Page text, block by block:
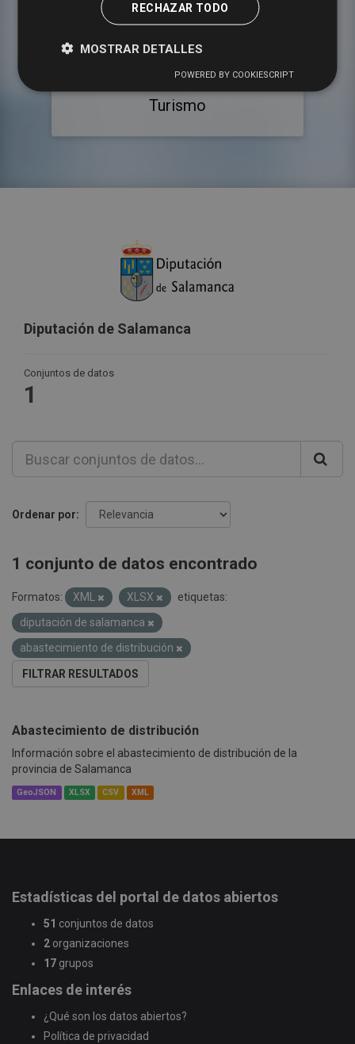
Turismo
Diputación de Salamanca
Conjuntos de datos
1
Ordenar por
1 conjunto de datos encontrado
Formatos: XML XLSX
etiquetas:
diputación de salamanca
abastecimiento de distribución
FILTRAR RESULTADOS
Abastecimiento de distribución
Información sobre el abastecimiento de distribución de la
provincia de Salamanca
GeoJSON XLSX CSV XML
Estadísticas del portal de datos abiertos
51 conjuntos de datos
2 organizaciones
17 grupos
Enlaces de interés
¿Qué son los datos abiertos?
Política de privacidad
RECHAZAR TODO
MOSTRAR DETALLES
POWERED BY COOKIESCRIPT